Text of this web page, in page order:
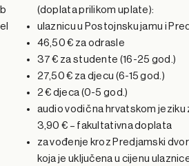
b
el
(doplata prilikom uplate):
ulaznicu u Postojnsku jamu i
46,50 € za odrasle
37 € za studente (16-25 god.)
27,50 € za djecu (6-15 god.)
2 € djeca (0-5 god.)
audio vodič na hrvatskom jeziku
3,90 € – fakultativna doplata
za vođenje kroz Predjamski
koja je uključena u cijenu